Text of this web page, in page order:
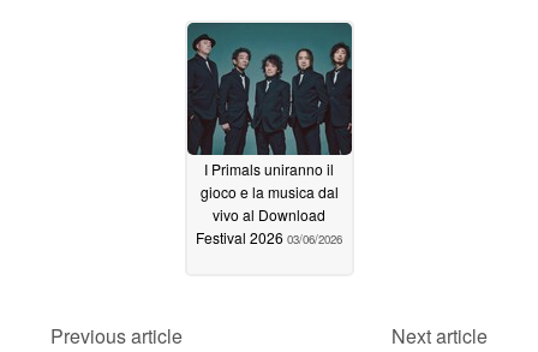
I Primals uniranno il
gioco e la musica dal
vivo al Download
Festival 2026 03/06/2026
Previous article
Next article